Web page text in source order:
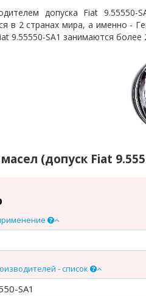
допуска Fiat
в 2 странах мира, а именно -
9.55550-SA1 занимаются
(допуск Fiat
- список
SA1